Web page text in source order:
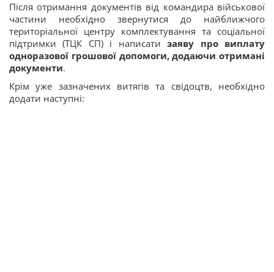
Після отримання документів від командира військової
частини необхідно звернутися до найближчого
територіальної центру комплектування та соціальної
підтримки (ТЦК СП) і написатизаяву про виплату
одноразової грошової допомоги, додаючи отримані
документи.
Крім уже зазначених витягів та свідоцтв, необхідно
додати наступні: